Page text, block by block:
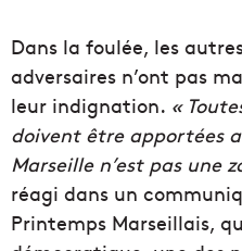
Dans la foulée, les
adversaires n’ont pas
leur indignation. «
doivent être apportées
Marseille n’est pas une
réagi dans un
Printemps Marseillais,